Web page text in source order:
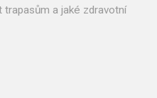
trapasům a jaké zdravotní